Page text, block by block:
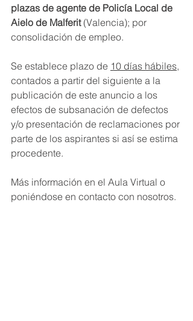
plazas de agente de Policía Local de
Aielo de Malferit (Valencia); por
consolidación de empleo.
Se establece plazo de 10 días hábiles,
contados a partir del siguiente a la
publicación de este anuncio a los
efectos de subsanación de defectos
y/o presentación de reclamaciones por
parte de los aspirantes si así se estima
procedente.
Más información en el Aula Virtual o
poniéndose en contacto con nosotros.